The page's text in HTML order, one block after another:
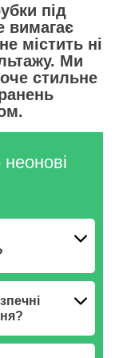
під
вимагає
містить ні
Ми
стильне